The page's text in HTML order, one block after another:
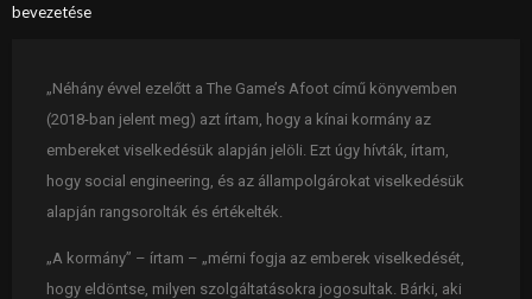
bevezetése
„Néhány évvel ezelőtt a The Game’s Afoot című könyvemben
(2018-ban jelent meg) azt írtam, hogy a kínai kormány az
embereket viselkedésük alapján jelöli. Ezt úgy hívták, írtam,
hogy social engineering, és az állampolgárokat viselkedésük
alapján rangsorolták és értékelték.
„A kormány” – írtam – „mérni fogja az emberek viselkedését,
hogy eldöntse, milyen szolgáltatásokra jogosultak. Bárki, aki